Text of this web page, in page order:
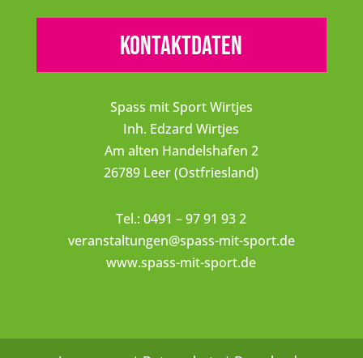
Kontaktdaten
Spass mit Sport Wirtjes
Inh. Edzard Wirtjes
Am alten Handelshafen 2
26789 Leer (Ostfriesland)
Tel.: 0491 – 97 91 93 2
veranstaltungen@spass-mit-sport.de
www.spass-mit-sport.de